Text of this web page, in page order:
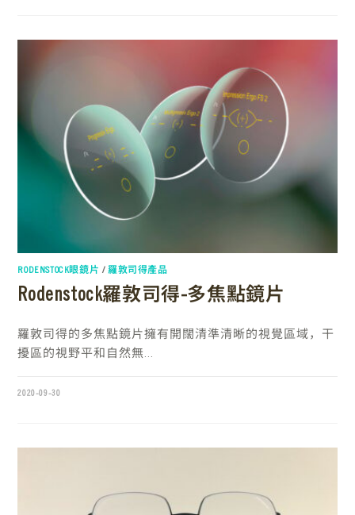
RODENSTOCK眼鏡片 /羅敦司得產品
Rodenstock羅敦司得-多焦點鏡片
羅敦司得的多焦點鏡片擁有開闊清準清晰的視覺區域，干
擾區的視野平和自然無...
2020-09-30